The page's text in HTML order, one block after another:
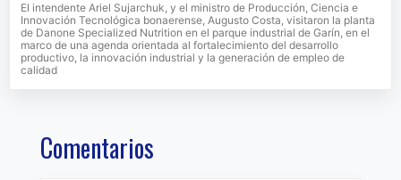
El intendente Ariel Sujarchuk, y el ministro de Producción, Ciencia e
Innovación Tecnológica bonaerense, Augusto Costa, visitaron la planta
de Danone Specialized Nutrition en el parque industrial de Garín, en el
marco de una agenda orientada al fortalecimiento del desarrollo
productivo, la innovación industrial y la generación de empleo de
calidad
Comentarios